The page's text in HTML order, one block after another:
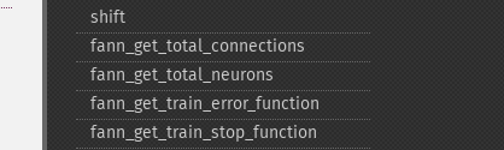
shift
fann_​get_​total_​connections
fann_​get_​total_​neurons
fann_​get_​train_​error_​function
fann_​get_​train_​stop_​function